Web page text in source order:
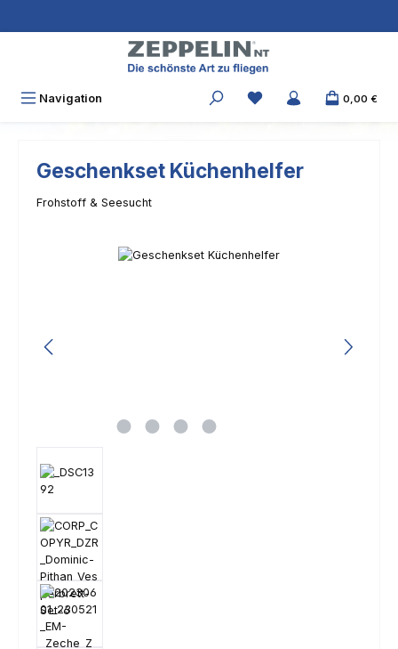
Navigation 0,00 €
Geschenkset Küchenhelfer
Frohstoff & Seesucht
Bildergalerie überspringen